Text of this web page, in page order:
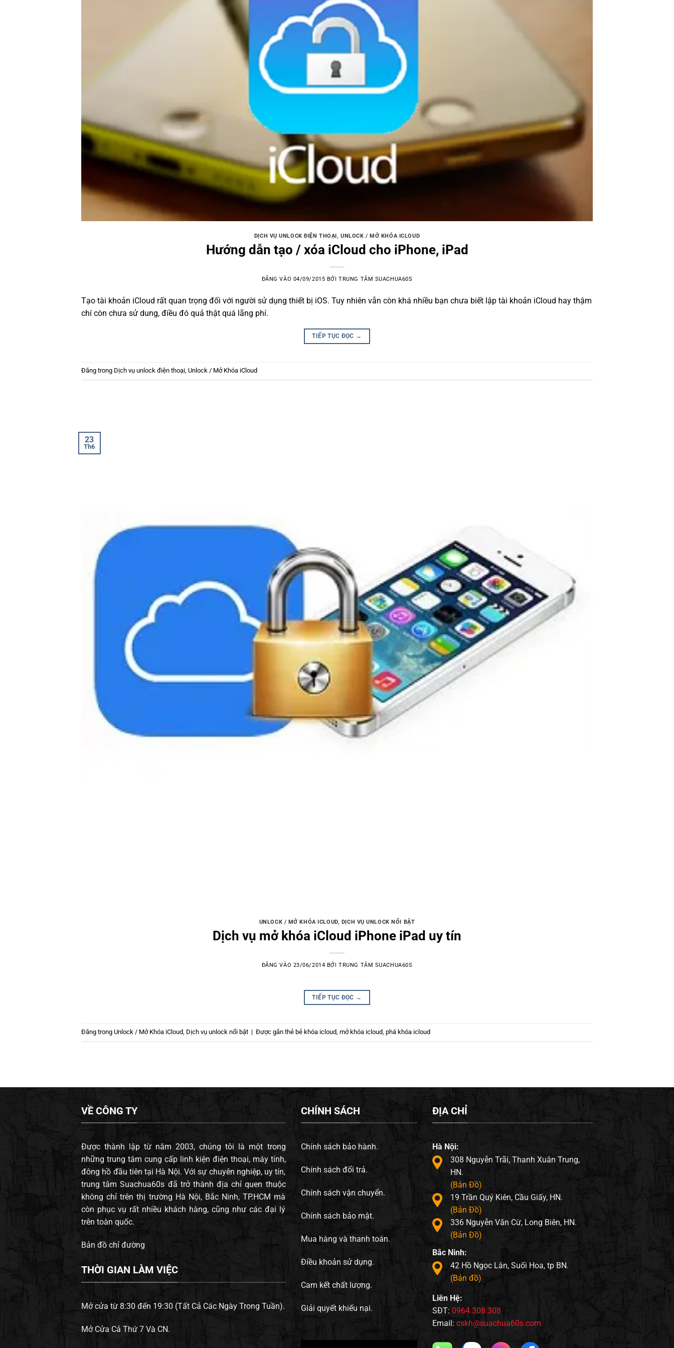
DỊCH VỤ UNLOCK ĐIỆN THOẠI,UNLOCK / MỞ KHÓA ICLOUD
Hướng dẫn tạo / xóa iCloud cho iPhone, iPad
ĐĂNG VÀO 04/09/2015 BỞITRUNG TÂM SUACHUA60S
Tạo tài khoản iCloud rất quan trọng đối với người sử dụng thiết bị iOS. Tuy nhiên vẫn còn khá nhiều bạn chưa biết lập tài khoản iCloud hay thậm
chí còn chưa sử dung, điều đó quả thật quá lãng phí.
TIẾP TỤC ĐỌC →
Đăng trong Dịch vụ unlock điện thoại, Unlock / Mở Khóa iCloud
23
Th6
UNLOCK / MỞ KHÓA ICLOUD, DỊCH VỤ UNLOCK NỔI BẬT
Dịch vụ mở khóa iCloud iPhone iPad uy tín
ĐĂNG VÀO 23/06/2014 BỞITRUNG TÂM SUACHUA60S
TIẾP TỤC ĐỌC →
Đăng trong Unlock / Mở Khóa iCloud Dịch vụ unlock nổi bật | Được gắn thẻ bẻ khóa icloud mở khóa icloud phá khóa icloud
VỀ CÔNG TY
Được thành lập từ năm 2003, chúng tôi là một trong
những trung tâm cung cấp linh kiện điện thoại, máy tính,
đông hồ đầu tiên tại Hà Nội. Với sự chuyên nghiệp, uy tín,
trung tâm Suachua60s đã trở thành địa chỉ quen thuộc
không chỉ trên thị trường Hà Nội, Bắc Ninh, TP.HCM mà
còn phục vụ rất nhiều khách hàng, cũng như các đại lý
trên toàn quốc.
Bản đồ chỉ đường
THỜI GIAN LÀM VIỆC
Mở cửa từ 8:30 đến 19:30 (Tất Cả Các Ngày Trong Tuần).
Mở Cửa Cả Thứ 7 Và CN.
CHÍNH SÁCH
Chính sách bảo hành.
Chính sách đổi trả.
Chính sách vận chuyển.
Chính sách bảo mật.
Mua hàng và thanh toán.
Điều khoản sử dụng.
Cam kết chất lượng.
Giải quyết khiếu nại.
ĐỊA CHỈ
Hà Nội:
308 Nguyễn Trãi, Thanh Xuân Trung,
HN.
(Bản Đồ)
19 Trần Quý Kiên, Cầu Giấy, HN.
(Bản Đồ)
336 Nguyễn Văn Cừ, Long Biên, HN.
(Bản Đồ)
Bắc Ninh:
42 Hồ Ngọc Lân, Suối Hoa, tp BN.
(Bản đồ)
Liên Hệ:
SĐT: 0964.308.308
Email: cskh@suachua60s.com